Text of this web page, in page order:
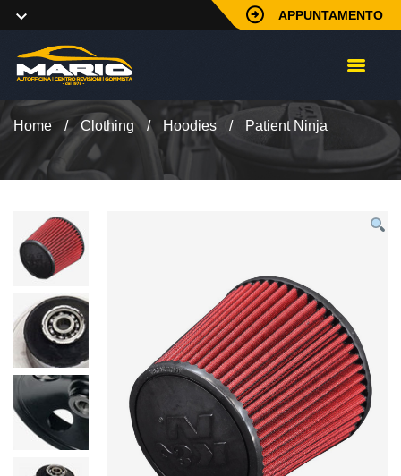
APPUNTAMENTO
Home / Clothing / Hoodies / Patient Ninja